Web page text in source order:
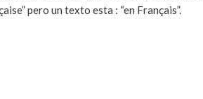
pero un texto esta : “en Français”.